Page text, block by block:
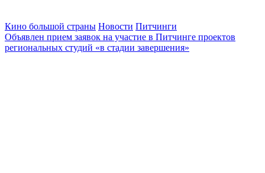
Кино большой страны Новости Питчинги
Объявлен прием заявок на участие в Питчинге проектов
региональных студий «в стадии завершения»